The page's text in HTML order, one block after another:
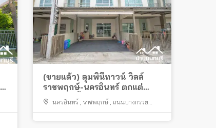
(ขายแล้ว) ลุมพินีทาวน์ วิลล์
ราชพฤกษ์-นครอินทร์ ตกแต่
งบิวส์อินทั้งหลัง
นครอินทร์ ราชพฤกษ์ ถนนบางกรวย
ไทรน้อย , การไฟฟ้า บางกรวย , บางกรวย